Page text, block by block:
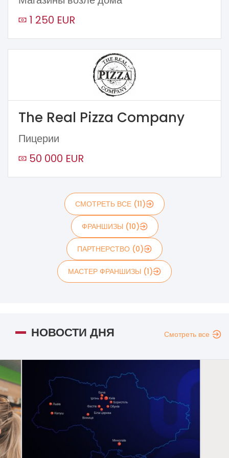
1 250 EUR
The Real Pizza Company
Пицерии
50 000 EUR
СМОТРЕТЬ ВСЕ (11)
ФРАНШИЗЫ (10)
ПАРТНЕРСТВО (0)
МАСТЕР ФРАНШИЗЫ (1)
НОВОСТИ ДНЯ Смотреть все